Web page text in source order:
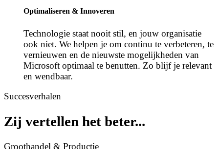
Optimaliseren & Innoveren
Technologie staat nooit stil, en jouw organisatie
ook niet. We helpen je om continu te verbeteren, te
vernieuwen en de nieuwste mogelijkheden van
Microsoft optimaal te benutten. Zo blijf je relevant
en wendbaar.
Succesverhalen
Zij vertellen het beter...
Groothandel & Productie